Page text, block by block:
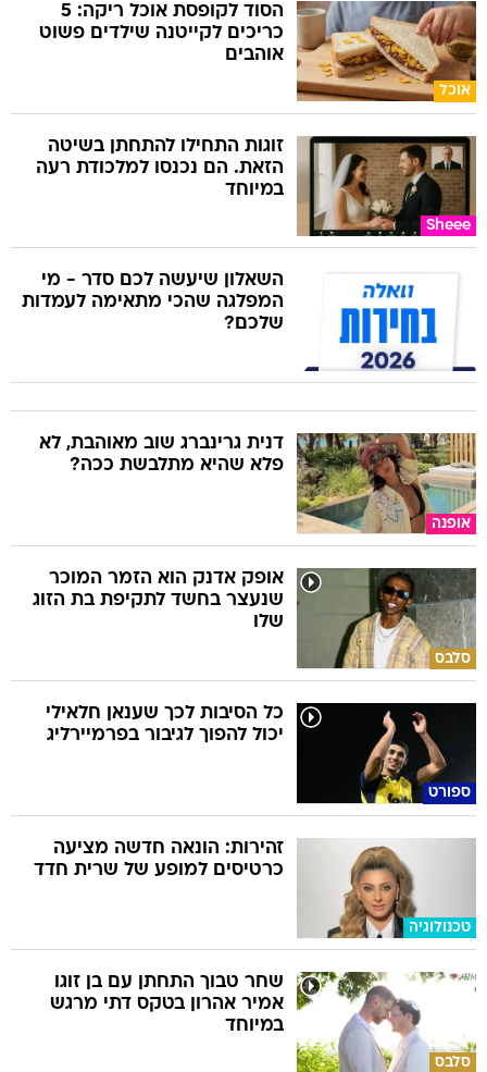
אוכל
הסוד לקופסת אוכל ריקה: 5
כריכים לקייטנה שילדים פשוט
אוהבים
Sheee
זוגות התחילו להתחתן בשיטה
הזאת. הם נכנסו למלכודת רעה
במיוחד
השאלון שיעשה לכם סדר - מי
המפלגה שהכי מתאימה לעמדות
שלכם?
אופנה
דנית גרינברג שוב מאוהבת, לא
פלא שהיא מתלבשת ככה?
סלבס
אופק אדנק הוא הזמר המוכר
שנעצר בחשד לתקיפת בת הזוג
שלו
ספורט
כל הסיבות לכך שענאן חלאילי
יכול להפוך לגיבור בפרמיירליג
טכנולוגיה
זהירות: הונאה חדשה מציעה
כרטיסים למופע של שרית חדד
סלבס
שחר טבוך התחתן עם בן זוגו
אמיר אהרון בטקס דתי מרגש
במיוחד